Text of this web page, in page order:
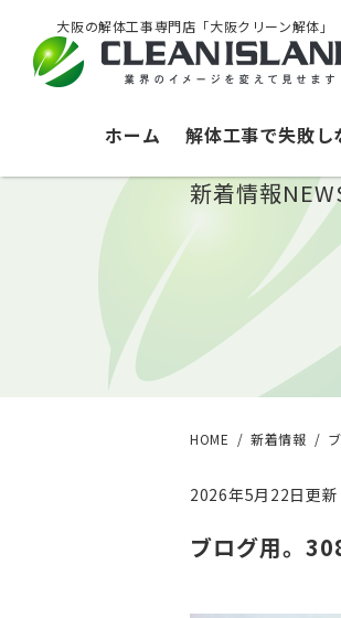
大阪の解体工事専門店「大阪クリーン解体」
ホーム 解体工事で失敗
新着情報
HOME 新着情報
2026年5月22日更新
ブログ用。